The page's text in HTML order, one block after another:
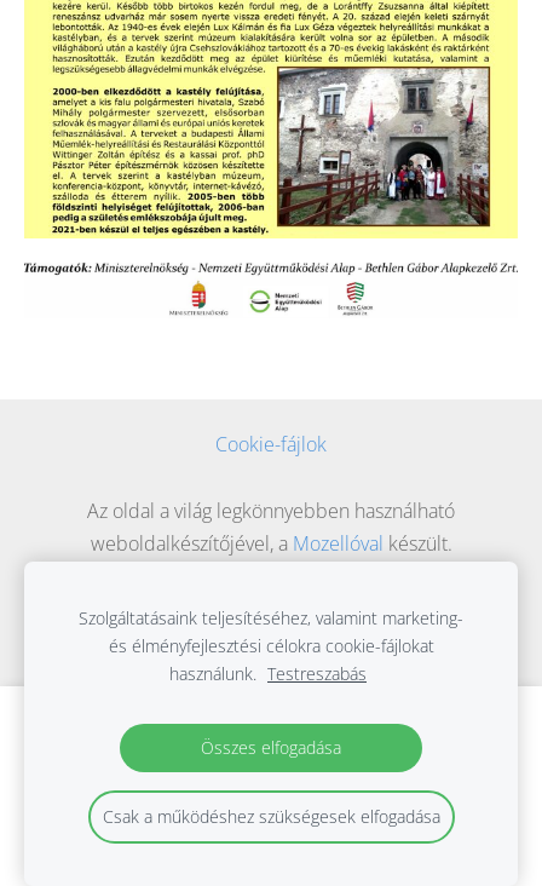
Cookie-fájlok
Az oldal a világ legkönnyebben használható
weboldalkészítőjével, a Mozellóval készült.
Hozzon létre weboldalt vagy webáruházat
a Mozello segítségével.
Bővebb információ
Szolgáltatásaink teljesítéséhez, valamint marketing-
és élményfejlesztési célokra cookie-fájlokat
használunk. Testreszabás
Összes elfogadása
Csak a működéshez szükségesek elfogadása